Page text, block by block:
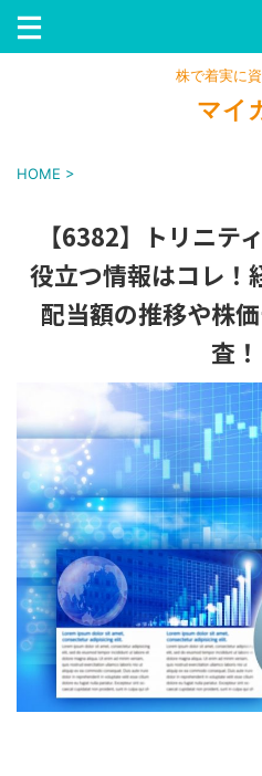
株で着実に
マイ
HOME >
【6382】トリニテ
役立つ情報はコレ！
配当額の推移や株
査！